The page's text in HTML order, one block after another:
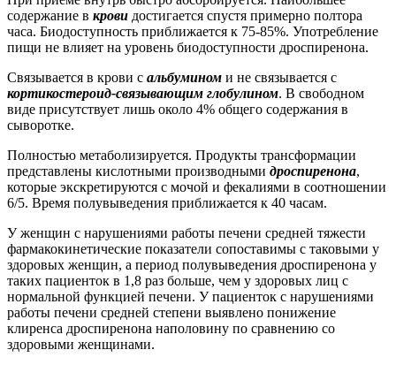
содержание в крови достигается спустя примерно полтора
часа. Биодоступность приближается к 75-85%. Употребление
пищи не влияет на уровень биодоступности дроспиренона.
Связывается в крови с альбумином и не связывается с
кортикостероид-связывающим глобулином. В свободном
виде присутствует лишь около 4% общего содержания в
сыворотке.
Полностью метаболизируется. Продукты трансформации
представлены кислотными производными дроспиренона,
которые экскретируются с мочой и фекалиями в соотношении
6/5. Время полувыведения приближается к 40 часам.
У женщин с нарушениями работы печени средней тяжести
фармакокинетические показатели сопоставимы с таковыми у
здоровых женщин, а период полувыведения дроспиренона у
таких пациенток в 1,8 раз больше, чем у здоровых лиц с
нормальной функцией печени. У пациенток с нарушениями
работы печени средней степени выявлено понижение
клиренса дроспиренона наполовину по сравнению со
здоровыми женщинами.